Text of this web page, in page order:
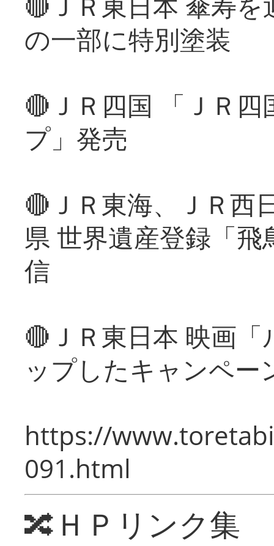
の一部に特別塗装
🔴ＪＲ四国 「ＪＲ
プ」発売
🔴ＪＲ東海、ＪＲ西
県 世界遺産登録「
信
🔴ＪＲ東日本 映画
ップしたキャンペー
https://
091.html
🔀ＨＰリンク集